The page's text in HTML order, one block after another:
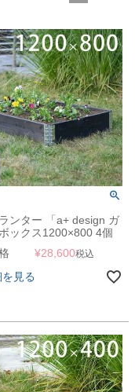
ンター 「a+ design ガ
ックス1200×800 4個
ブラック」
格 ¥28,600税込
見る